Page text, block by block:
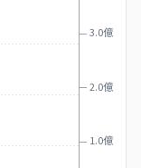
1.0億
2.0億
3.0億